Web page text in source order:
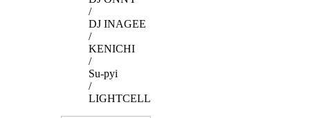
/
DJ INAGEE
/
KENICHI
/
Su-pyi
/
LIGHTCELL